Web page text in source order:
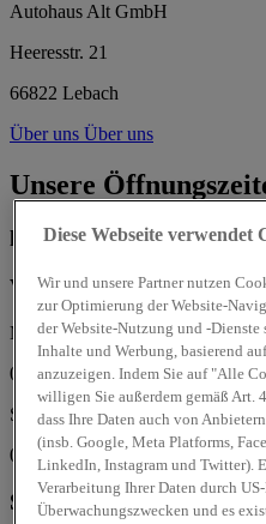
Autohaus Alt GmbH
Heeresstr. 21
66822 Lebach
Über uns Über uns
Unsere
heutevon 09:00 bis 13:00
Verkauf
Mo, Di, Mi, Do, Fr:
08:00 - 18:00 Uhr
Sa:
09:00 - 13:00 Uhr
Service
Diese Webseite verwendet
Wir und unsere Partner nutzen
zur Optimierung der Website-
der Website-Nutzung und -
Inhalte und Werbung, basierend
anzuzeigen. Indem Sie auf "Alle
willigen Sie außerdem gemäß Art.
dass Ihre Daten auch von
(insb. Google, Meta Platforms,
LinkedIn, Instagram und Twitter).
Verarbeitung Ihrer Daten durch
Überwachungszwecken und es